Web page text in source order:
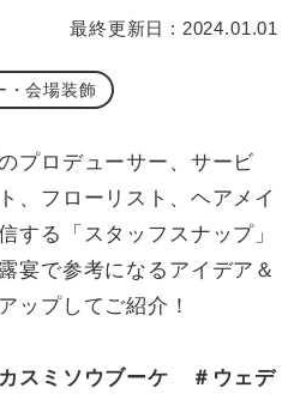
最終更新日 : 2024.01.01
・会場装飾
プロデューサー、サービ
、フローリスト、ヘアメイ
する「スタッフスナップ」
宴で参考になるアイデア＆
ップしてご紹介！
スミソウブーケ ＃ウェデ